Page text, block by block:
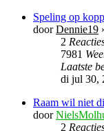
Speling op
doorDennie19
2
7981
Laatste
di jul 30,
Raam wil niet
door
2